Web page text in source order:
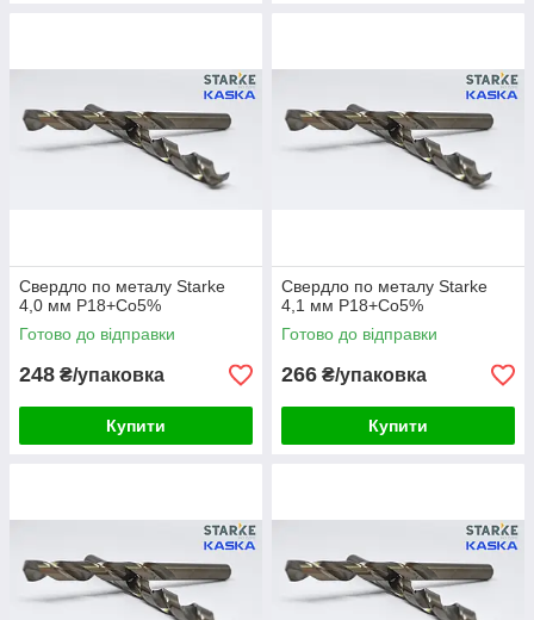
Свердло по металу Starke
4,0 мм Р18+Co5%
Готово до відправки
248 ₴/упаковка
Купити
Свердло по металу Starke
4,1 мм Р18+Co5%
Готово до відправки
266 ₴/упаковка
Купити